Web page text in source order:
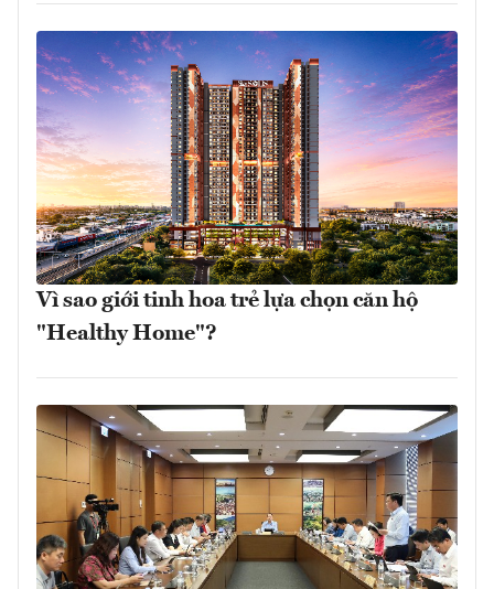
Vì sao giới tinh hoa trẻ lựa chọn căn hộ
"Healthy Home"?